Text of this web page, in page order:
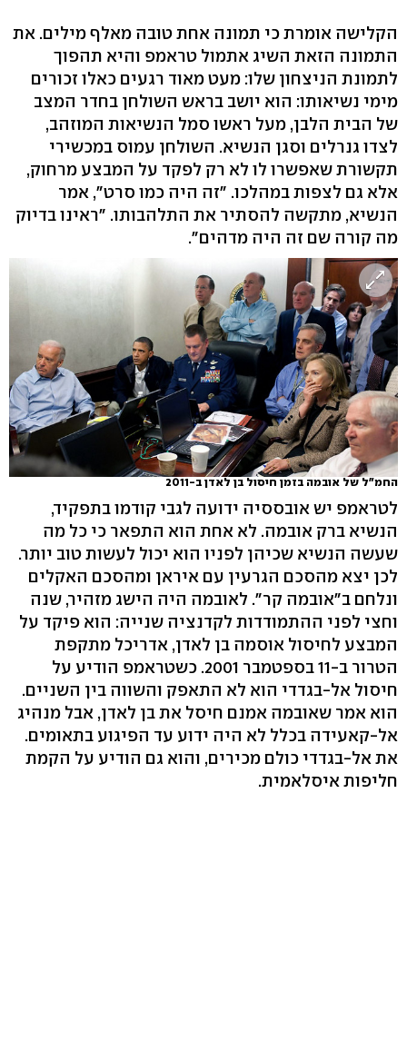
הקלישה אומרת כי תמונה אחת טובה מאלף מילים. את
התמונה הזאת השיג אתמול טראמפ והיא תהפוך
לתמונת הניצחון שלו: מעט מאוד רגעים כאלו זכורים
מימי נשיאותו: הוא יושב בראש השולחן בחדר המצב
של הבית הלבן, מעל ראשו סמל הנשיאות המוזהב,
לצדו גנרלים וסגן הנשיא. השולחן עמוס במכשירי
תקשורת שאפשרו לו לא רק לפקד על המבצע מרחוק,
אלא גם לצפות במהלכו. "זה היה כמו סרט", אמר
הנשיא, מתקשה להסתיר את התלהבותו. "ראינו בדיוק
מה קורה שם זה היה מדהים".
החמ"ל של אובמה בזמן חיסול בן לאדן ב-2011
לטראמפ יש אובססיה ידועה לגבי קודמו בתפקיד,
הנשיא ברק אובמה. לא אחת הוא התפאר כי כל מה
שעשה הנשיא שכיהן לפניו הוא יכול לעשות טוב יותר.
לכן יצא מהסכם הגרעין עם איראן ומהסכם האקלים
ונלחם ב"אובמה קר". לאובמה היה הישג מזהיר, שנה
וחצי לפני ההתמודדות לקדנציה שנייה: הוא פיקד על
המבצע לחיסול אוסמה בן לאדן, אדריכל מתקפת
הטרור ב-11 בספטמבר 2001. כשטראמפ הודיע על
חיסול אל-בגדדי הוא לא התאפק והשווה בין השניים.
הוא אמר שאובמה אמנם חיסל את בן לאדן, אבל מנהיג
אל-קאעידה בכלל לא היה ידוע עד הפיגוע בתאומים.
את אל-בגדדי כולם מכירים, והוא גם הודיע על הקמת
חליפות איסלאמית.